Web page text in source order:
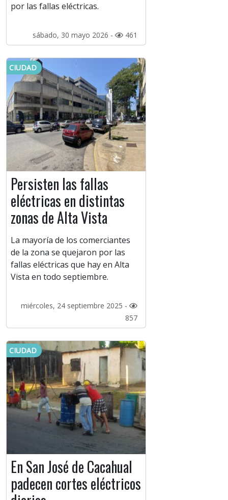
por las fallas eléctricas.
sábado, 30 mayo 2026 - 461
CIUDAD
Persisten las fallas
eléctricas en distintas
zonas de Alta Vista
La mayoría de los comerciantes
de la zona se quejaron por las
fallas eléctricas que hay en Alta
Vista en todo septiembre.
miércoles, 24 septiembre 2025 -
857
CIUDAD
En San José de Cacahual
padecen cortes eléctricos